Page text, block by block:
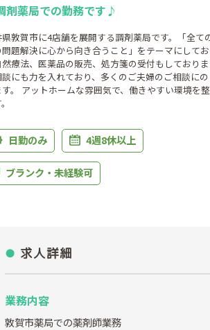
剤薬局での勤務です♪
敦賀市に4店舗を展開する調剤薬局です。「全て
題解決に心から向き合うこと」をテーマにして
然療法、医薬品の販売、処方箋の受付もしており
談にも力を入れており、多くのご夫婦のご相談に
す。 アットホームな雰囲気で、働きやすい環境を
日勤のみ 4週8休以上
ブランク・未経験可
求人詳細
業務内容
敦賀市薬局での薬剤師業務